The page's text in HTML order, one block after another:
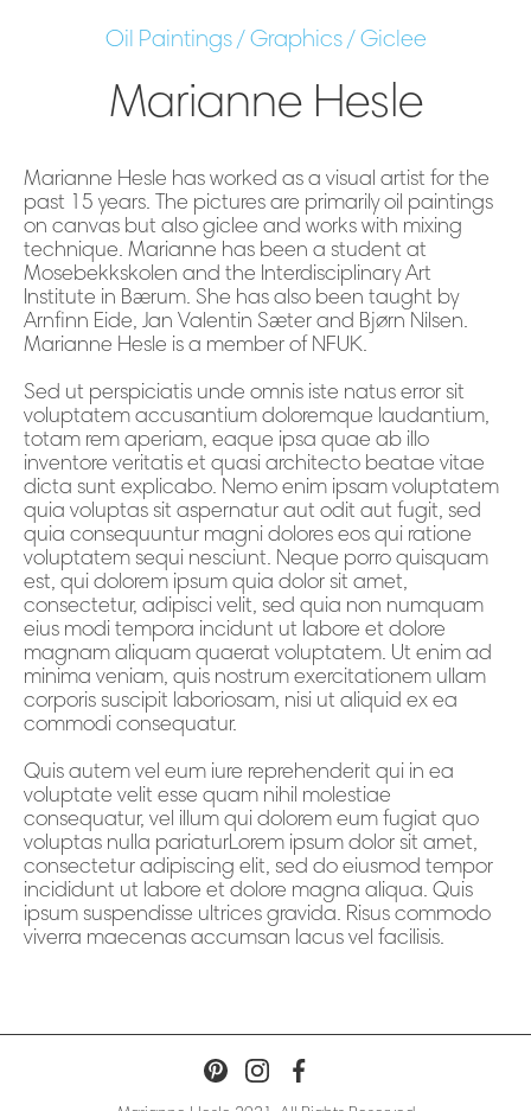
Oil Paintings / Graphics / Giclee
Marianne Hesle
Marianne Hesle has worked as a visual artist for the
past 15 years. The pictures are primarily oil paintings
on canvas but also giclee and works with mixing
technique. Marianne has been a student at
Mosebekkskolen and the Interdisciplinary Art
Institute in Bærum. She has also been taught by
Arnfinn Eide, Jan Valentin Sæter and Bjørn Nilsen.
Marianne Hesle is a member of NFUK.
Sed ut perspiciatis unde omnis iste natus error sit
voluptatem accusantium doloremque laudantium,
totam rem aperiam, eaque ipsa quae ab illo
inventore veritatis et quasi architecto beatae vitae
dicta sunt explicabo. Nemo enim ipsam voluptatem
quia voluptas sit aspernatur aut odit aut fugit, sed
quia consequuntur magni dolores eos qui ratione
voluptatem sequi nesciunt. Neque porro quisquam
est, qui dolorem ipsum quia dolor sit amet,
consectetur, adipisci velit, sed quia non numquam
eius modi tempora incidunt ut labore et dolore
magnam aliquam quaerat voluptatem. Ut enim ad
minima veniam, quis nostrum exercitationem ullam
corporis suscipit laboriosam, nisi ut aliquid ex ea
commodi consequatur.
Quis autem vel eum iure reprehenderit qui in ea
voluptate velit esse quam nihil molestiae
consequatur, vel illum qui dolorem eum fugiat quo
voluptas nulla pariaturLorem ipsum dolor sit amet,
consectetur adipiscing elit, sed do eiusmod tempor
incididunt ut labore et dolore magna aliqua. Quis
ipsum suspendisse ultrices gravida. Risus commodo
viverra maecenas accumsan lacus vel facilisis.